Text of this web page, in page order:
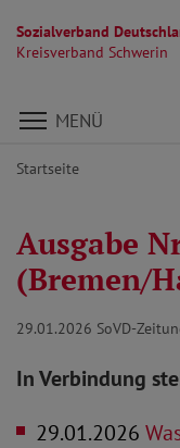
Sozialverband
Kreisverband Schwerin
Direkt zu den
MENÜ
Startseite
Ausgabe
(Bremen/
29.01.2026 SoVD-
In Verbindung
29.01.2026